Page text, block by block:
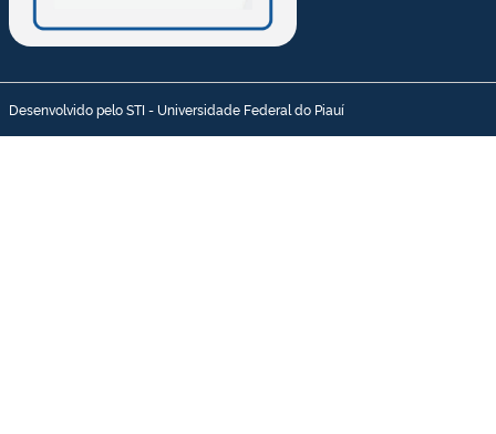
Desenvolvido pelo STI - Universidade Federal do Piauí